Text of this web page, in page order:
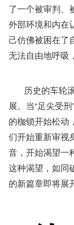
了一个被审判、
外部环境和内在
己仿佛被困在了
无法自由地呼吸
历史的车轮
展。当“足尖受
的枷锁开始松动
们开始重新审视
音，开始渴望一
这种渴望，如同
的新篇章即将展